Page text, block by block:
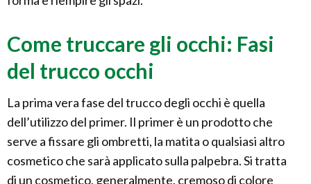
Come truccare gli occhi: Fasi
del trucco occhi
La prima vera fase del trucco degli occhi è quella
dell’utilizzo del primer. Il primer è un prodotto che
serve a fissare gli ombretti, la matita o qualsiasi altro
cosmetico che sarà applicato sulla palpebra. Si tratta
di un cosmetico, generalmente, cremoso di colore